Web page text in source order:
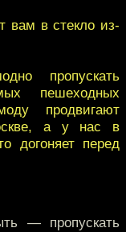
вам в стекло из-
пропускать
пешеходных
продвигают
а у нас в
догоняет перед
— пропускать